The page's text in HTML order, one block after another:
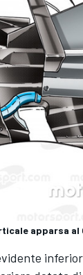
apparsa al